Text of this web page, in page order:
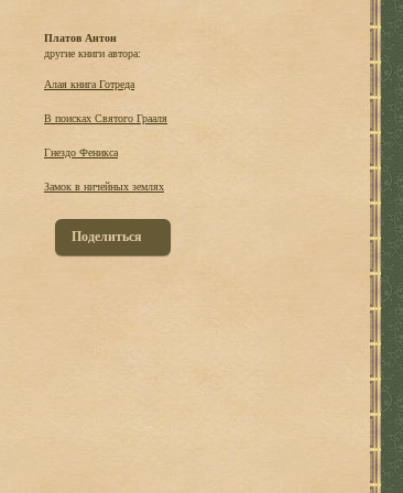
Платов Антон
другие книги автора:
Алая книга Готреда
В поисках Святого Грааля
Гнездо Феникса
Замок в ничейных землях
Поделиться